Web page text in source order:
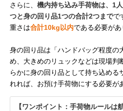
さらに、 機内持ち込み手荷物は、1
つと身の回り品1つの合計2つまでで
重さは合計10kg以内である必要があ
身の回り品は「ハンドバッグ程度の
め、大きめのリュックなどは現場判
らかに身の回り品として持ち込める
れれば、お預け手荷物にする必要が
【ワンポイント：手荷物ルールは